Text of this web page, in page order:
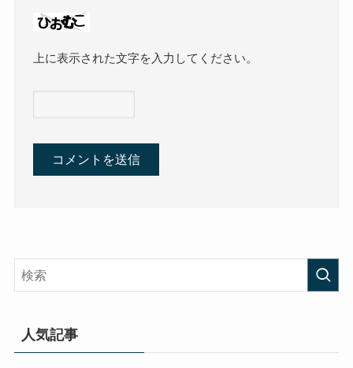
上に表示された文字を入力してください。
人気記事